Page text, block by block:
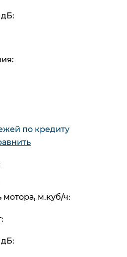
по кредиту
мотора, м.куб/ч: